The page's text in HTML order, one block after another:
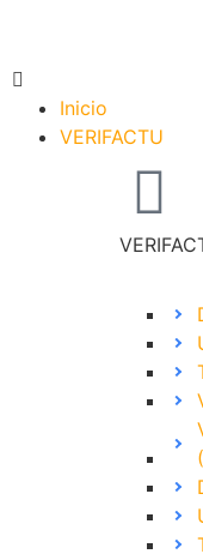
Inicio
VERIFACTU